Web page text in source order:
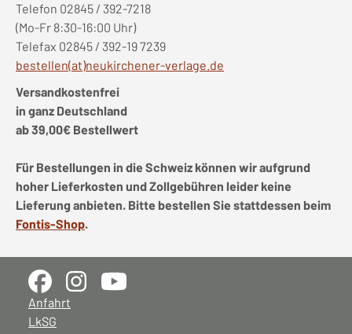
Telefon 02845 / 392-7218
(Mo-Fr 8:30-16:00 Uhr)
Telefax 02845 / 392-19 7239
bestellen(at)neukirchener-verlage.de
Versandkostenfrei
in ganz Deutschland
ab 39,00€ Bestellwert
Für Bestellungen in die Schweiz können wir aufgrund
hoher Lieferkosten und Zollgebühren leider keine
Lieferung anbieten. Bitte bestellen Sie stattdessen beim
Fontis-Shop.
Anfahrt
LkSG